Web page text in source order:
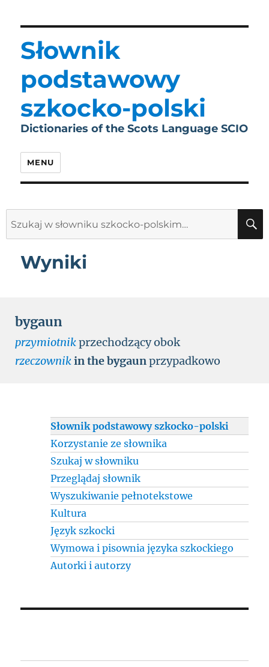
Słownik
podstawowy
szkocko-polski
Dictionaries of the Scots Language SCIO
MENU
Wyniki
bygaun
przymiotnikprzechodzący obok
rzeczownikin the bygaunprzypadkowo
Słownik podstawowy szkocko-polski
Korzystanie ze słownika
Szukaj w słowniku
Przeglądaj słownik
Wyszukiwanie pełnotekstowe
Kultura
Język szkocki
Wymowa i pisownia języka szkockiego
Autorki i autorzy